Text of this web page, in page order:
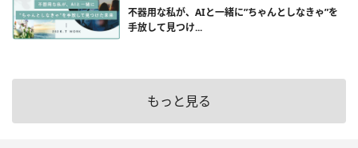
不器用な私が、AIと一緒に”ちゃんとしなきゃ”を
手放して見つけ...
もっと見る